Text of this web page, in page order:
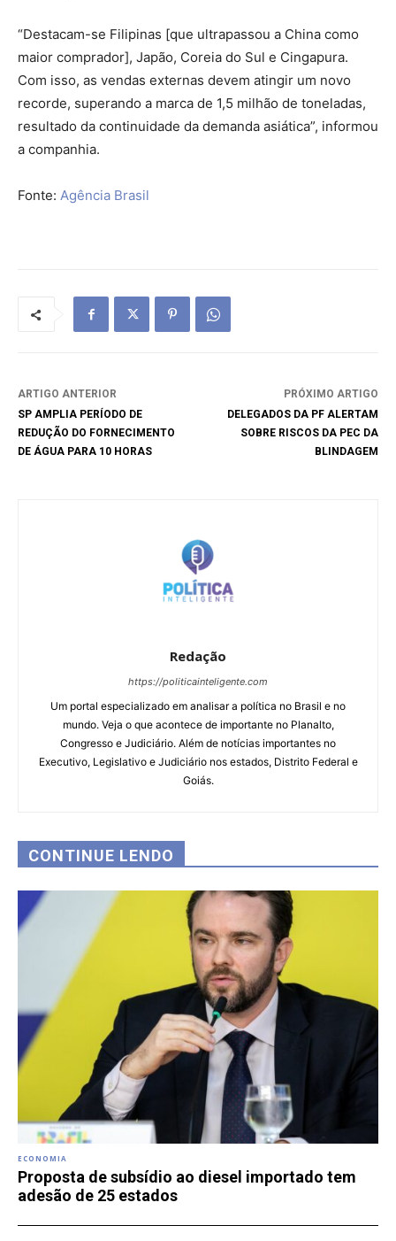
“Destacam-se Filipinas [que ultrapassou a China como
maior comprador], Japão, Coreia do Sul e Cingapura.
Com isso, as vendas externas devem atingir um novo
recorde, superando a marca de 1,5 milhão de toneladas,
resultado da continuidade da demanda asiática”, informou
a companhia.
Fonte: Agência Brasil
ARTIGO ANTERIOR
SP AMPLIA PERÍODO DE
REDUÇÃO DO FORNECIMENTO
DE ÁGUA PARA 10 HORAS
PRÓXIMO ARTIGO
DELEGADOS DA PF ALERTAM
SOBRE RISCOS DA PEC DA
BLINDAGEM
Redação
https://politicainteligente.com
Um portal especializado em analisar a política no Brasil e no
mundo. Veja o que acontece de importante no Planalto,
Congresso e Judiciário. Além de notícias importantes no
Executivo, Legislativo e Judiciário nos estados, Distrito Federal e
Goiás.
CONTINUE LENDO
ECONOMIA
Proposta de subsídio ao diesel importado tem
adesão de 25 estados